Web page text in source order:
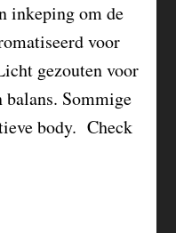
inkeping om de
voor
gezouten voor
Sommige
body. Check